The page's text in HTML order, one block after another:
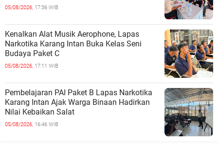
05/08/2026, 17:36 WIB
Kenalkan Alat Musik Aerophone, Lapas
Narkotika Karang Intan Buka Kelas Seni
Budaya Paket C
05/08/2026, 17:11 WIB
Pembelajaran PAI Paket B Lapas Narkotika
Karang Intan Ajak Warga Binaan Hadirkan
Nilai Kebaikan Salat
05/08/2026, 16:46 WIB